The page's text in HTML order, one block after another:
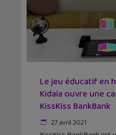
Le jeu éducatif en
Kidaia ouvre une
KissKiss BankBank
27 avril 2021